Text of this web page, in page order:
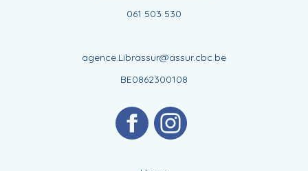
061 503 530
agence.Librassur@assur.cbc.be
BE0862300108